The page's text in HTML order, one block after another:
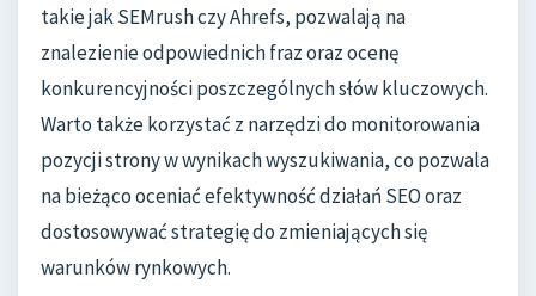
takie jak SEMrush czy Ahrefs, pozwalają na
znalezienie odpowiednich fraz oraz ocenę
konkurencyjności poszczególnych słów kluczowych.
Warto także korzystać z narzędzi do monitorowania
pozycji strony w wynikach wyszukiwania, co pozwala
na bieżąco oceniać efektywność działań SEO oraz
dostosowywać strategię do zmieniających się
warunków rynkowych.